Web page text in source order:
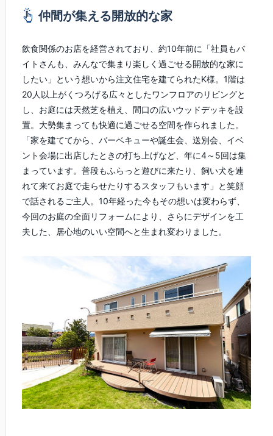
仲間が集える開放的な家
飲食関係のお店を経営されており、約10年前に「社員もバ
イトさんも、みんなで集まり楽しく過ごせる開放的な家に
したい」という想いから注文住宅を建てられたK様。1階は
20人以上がくつろげる広々としたワンフロアのリビングと
し、お庭には天然芝を植え、間口の広いウッドデッキを設
置。大勢集まっても快適に過ごせる空間を作られました。
「家を建ててから、バーベキューや誕生会、送別会、イベ
ント会場に出店したときの打ち上げなど、年に4～5回は集
まっています。普段もふらっと遊びに来たり、飼い犬を連
れて来てお庭で走らせたりするスタッフもいます」と笑顔
で話されるご主人。10年経った今もその想いは変わらず、
今回のお庭の全面リフォームにより、さらにデザインを工
夫した、居心地のいい空間へと生まれ変わりました。